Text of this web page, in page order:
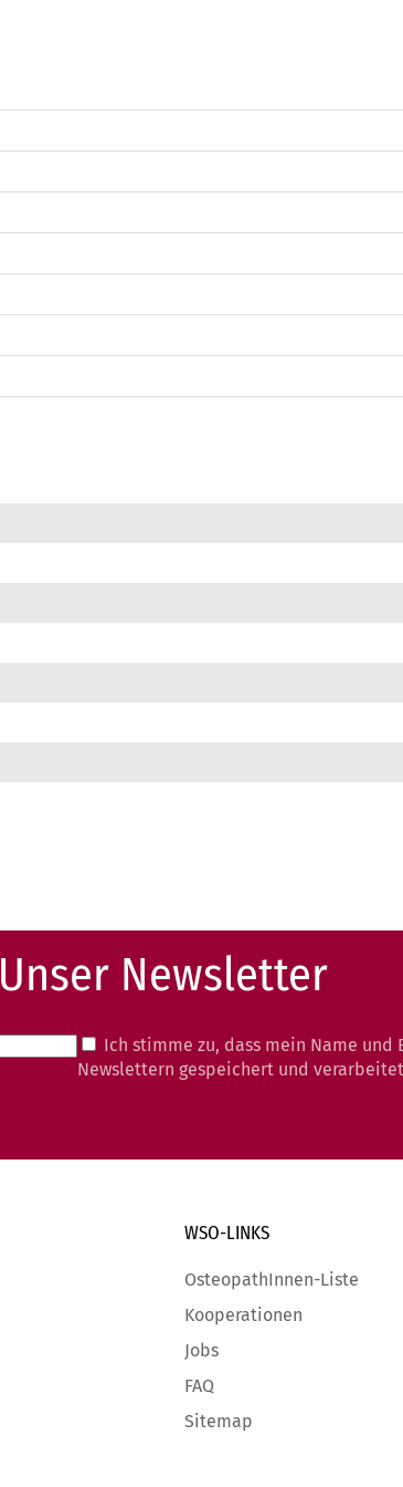
Unser Newsletter
Ich stimme zu, dass mein Name und
Newslettern gespeichert und
WSO-LINKS
OsteopathInnen-Liste
Kooperationen
Jobs
FAQ
Sitemap